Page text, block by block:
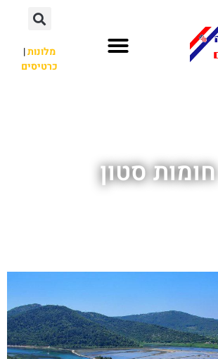
מלונות|
כרטיסים
חומות סטון